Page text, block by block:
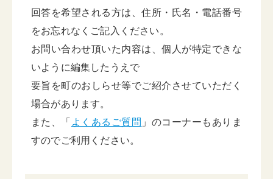
回答を希望される方は、住所・氏名・電話番号
をお忘れなくご記入ください。
お問い合わせ頂いた内容は、個人が特定できな
いように編集したうえで
要旨を町のおしらせ等でご紹介させていただく
場合があります。
また、「 よくあるご質問 」のコーナーもありま
すのでご利用ください。